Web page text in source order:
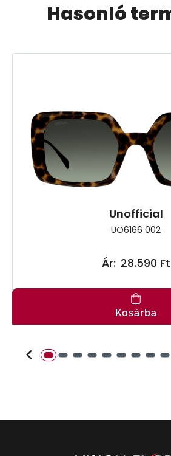
Hasonló
Unofficial
UO6166 002
Ár: 28.590 Ft
Kosárba